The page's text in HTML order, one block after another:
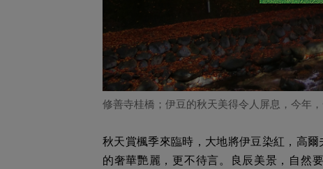
修善寺桂橋；伊豆的秋天美得令人屏息，今年，
秋天賞楓季來臨時，大地將伊豆染紅，高
的奢華艷麗，更不待言。良辰美景，自然